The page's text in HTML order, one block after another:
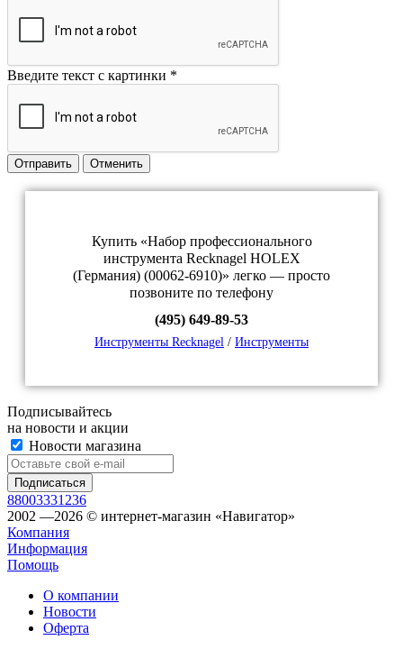
Введите текст с картинки *
Отправить Отменить
Купить «Набор профессионального
инструмента Recknagel HOLEX
(Германия) (00062-6910)» легко — просто
позвоните по телефону
(495) 649-89-53
Инструменты Recknagel / Инструменты
Подписывайтесь
на новости и акции
Новости магазина
88003331236
2002 —2026 © интернет-магазин «Навигатор»
Компания
Информация
Помощь
О компании
Новости
Оферта